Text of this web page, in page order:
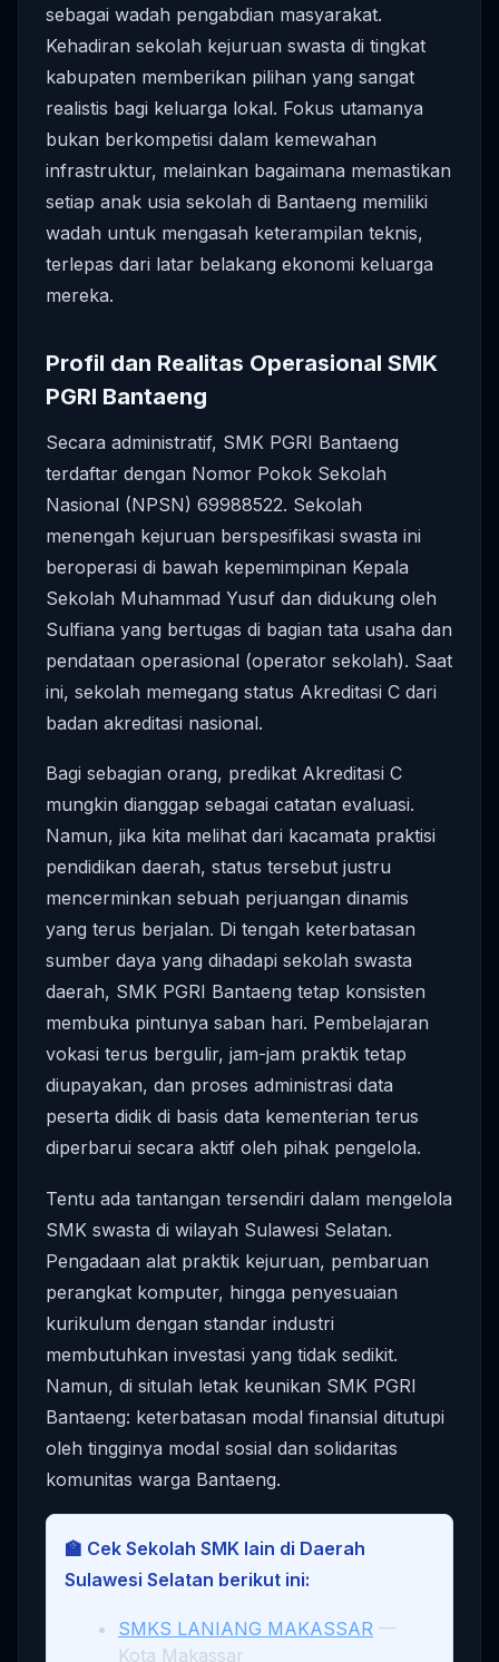
sebagai wadah pengabdian masyarakat.
Kehadiran sekolah kejuruan swasta di tingkat
kabupaten memberikan pilihan yang sangat
realistis bagi keluarga lokal. Fokus utamanya
bukan berkompetisi dalam kemewahan
infrastruktur, melainkan bagaimana memastikan
setiap anak usia sekolah di Bantaeng memiliki
wadah untuk mengasah keterampilan teknis,
terlepas dari latar belakang ekonomi keluarga
mereka.
Profil dan Realitas Operasional SMK
PGRI Bantaeng
Secara administratif, SMK PGRI Bantaeng
terdaftar dengan Nomor Pokok Sekolah
Nasional (NPSN) 69988522. Sekolah
menengah kejuruan berspesifikasi swasta ini
beroperasi di bawah kepemimpinan Kepala
Sekolah Muhammad Yusuf dan didukung oleh
Sulfiana yang bertugas di bagian tata usaha dan
pendataan operasional (operator sekolah). Saat
ini, sekolah memegang status Akreditasi C dari
badan akreditasi nasional.
Bagi sebagian orang, predikat Akreditasi C
mungkin dianggap sebagai catatan evaluasi.
Namun, jika kita melihat dari kacamata praktisi
pendidikan daerah, status tersebut justru
mencerminkan sebuah perjuangan dinamis
yang terus berjalan. Di tengah keterbatasan
sumber daya yang dihadapi sekolah swasta
daerah, SMK PGRI Bantaeng tetap konsisten
membuka pintunya saban hari. Pembelajaran
vokasi terus bergulir, jam-jam praktik tetap
diupayakan, dan proses administrasi data
peserta didik di basis data kementerian terus
diperbarui secara aktif oleh pihak pengelola.
Tentu ada tantangan tersendiri dalam mengelola
SMK swasta di wilayah Sulawesi Selatan.
Pengadaan alat praktik kejuruan, pembaruan
perangkat komputer, hingga penyesuaian
kurikulum dengan standar industri
membutuhkan investasi yang tidak sedikit.
Namun, di situlah letak keunikan SMK PGRI
Bantaeng: keterbatasan modal finansial ditutupi
oleh tingginya modal sosial dan solidaritas
komunitas warga Bantaeng.
🏫 Cek Sekolah SMK lain di Daerah
Sulawesi Selatan berikut ini:
SMKS LANIANG MAKASSAR —
Kota Makassar